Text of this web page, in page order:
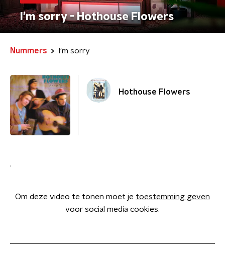
I'm sorry - Hothouse Flowers
Nummers I'm sorry
Hothouse Flowers
.
Om deze video te tonen moet je toestemming geven
voor social media cookies.